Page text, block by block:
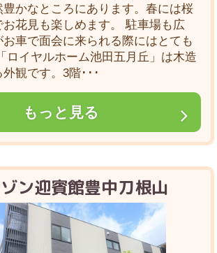
豊かなところにあります。春には桜
花見も楽しめます。 駐車場も広
お車で面会に来られる際にはとても
ロイヤルホーム池田五月丘」は木造
観です。3階･･･
もっと見る
ン迎賓館豊中刀根山